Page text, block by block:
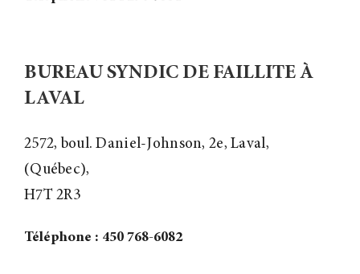
BUREAU SYNDIC DE FAILLITE À
LAVAL
2572, boul. Daniel-Johnson, 2e, Laval,
(Québec),
H7T 2R3
Téléphone : 450 768-6082